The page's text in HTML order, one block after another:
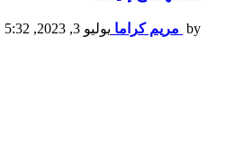
by مريم كراما يوليو 3, 2023, 5:32 م